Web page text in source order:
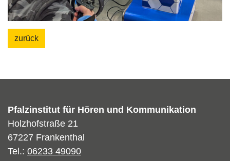
zurück
Pfalzinstitut für Hören und Kommunikation
Holzhofstraße 21
67227 Frankenthal
Tel.: 06233 49090